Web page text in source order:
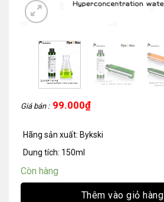
Giá bán : 99.000₫
Hãng sản xuất: Bykski
Dung tích: 150ml
Còn hàng
Thêm vào giỏ hàng